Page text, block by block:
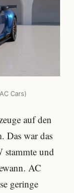
Cars)
auf den
Das war das
stammte und
AC
geringe